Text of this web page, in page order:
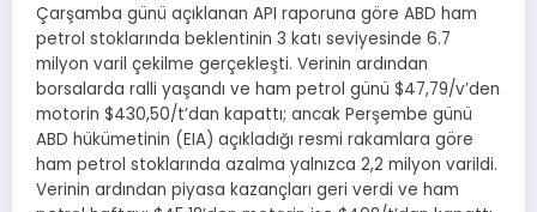
Çarşamba günü açıklanan API raporuna göre ABD ham
petrol stoklarında beklentinin 3 katı seviyesinde 6.7
milyon varil çekilme gerçekleşti. Verinin ardından
borsalarda ralli yaşandı ve ham petrol günü $47,79/v’den
motorin $430,50/t’dan kapattı; ancak Perşembe günü
ABD hükümetinin (EIA) açıkladığı resmi rakamlara göre
ham petrol stoklarında azalma yalnızca 2,2 milyon varildi.
Verinin ardından piyasa kazançları geri verdi ve ham